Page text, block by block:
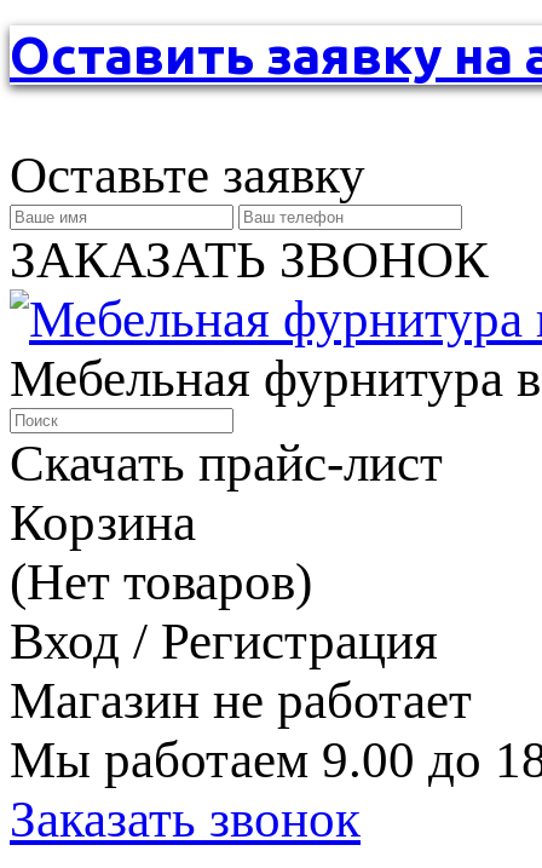
Оставить заявку на
Оставьте заявку
ЗАКАЗАТЬ ЗВОНОК
Мебельная фурнитура
Скачать прайс-лист
Корзина
(Нет товаров)
Вход / Регистрация
Магазин не работает
Мы работаем 9.00 до
Заказать звонок